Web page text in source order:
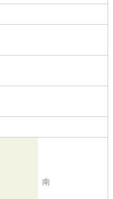
南